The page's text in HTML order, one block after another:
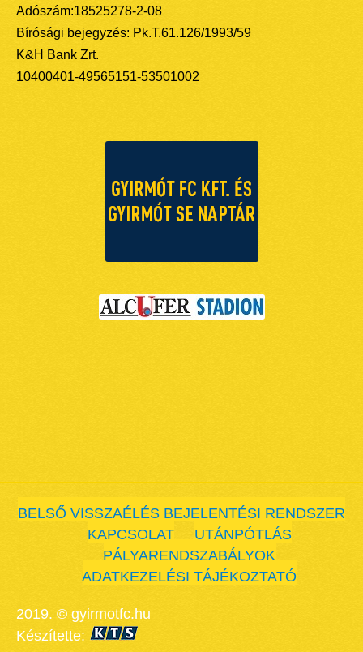
Adószám:18525278-2-08
Bírósági bejegyzés: Pk.T.61.126/1993/59
K&H Bank Zrt.
10400401-49565151-53501002
BELSŐ VISSZAÉLÉS BEJELENTÉSI RENDSZER
KAPCSOLAT
UTÁNPÓTLÁS
PÁLYARENDSZABÁLYOK
ADATKEZELÉSI TÁJÉKOZTATÓ
2019. © gyirmotfc.hu
Készítette: